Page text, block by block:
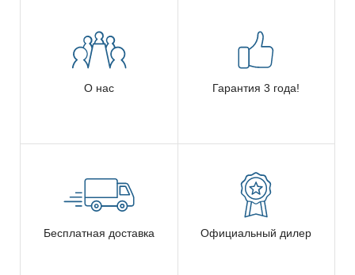
О нас Гарантия 3 года!
Бесплатная доставка Официальный дилер